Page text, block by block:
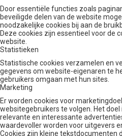
Door essentiële functies zoals
beveiligde delen van de website
noodzakelijke cookies bij aan de
Deze cookies zijn essentieel voor de
website.
Statistieken
Statistische cookies verzamelen en
gegevens om website-eigenaren te
gebruikers omgaan met hun sites.
Marketing
Er worden cookies voor
websitegebruikers te volgen. Het doel
relevante en interessante
waardevoller worden voor uitgevers
Cookies zijn kleine tekstdocumenten